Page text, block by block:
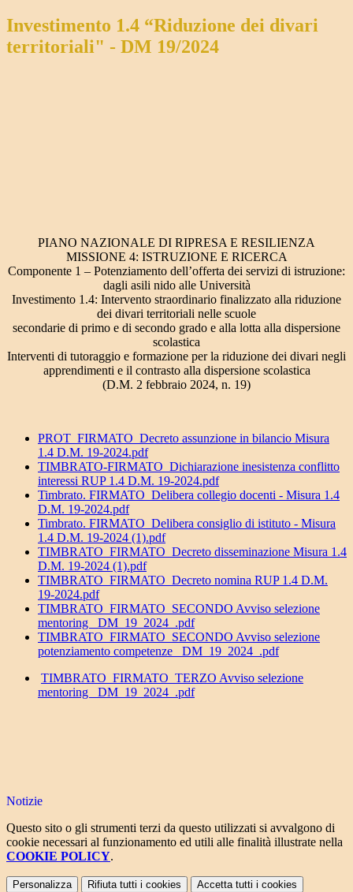
Investimento 1.4 “Riduzione dei divari
territoriali" - DM 19/2024
PIANO NAZIONALE DI RIPRESA E RESILIENZA
MISSIONE 4: ISTRUZIONE E RICERCA
Componente 1 – Potenziamento dell’offerta dei servizi di istruzione:
dagli asili nido alle Università
Investimento 1.4: Intervento straordinario finalizzato alla riduzione
dei divari territoriali nelle scuole
secondarie di primo e di secondo grado e alla lotta alla dispersione
scolastica
Interventi di tutoraggio e formazione per la riduzione dei divari negli
apprendimenti e il contrasto alla dispersione scolastica
(D.M. 2 febbraio 2024, n. 19)
PROT_FIRMATO_Decreto assunzione in bilancio Misura
1.4 D.M. 19-2024.pdf
TIMBRATO-FIRMATO_Dichiarazione inesistenza conflitto
interessi RUP 1.4 D.M. 19-2024.pdf
Timbrato. FIRMATO_Delibera collegio docenti - Misura 1.4
D.M. 19-2024.pdf
Timbrato. FIRMATO_Delibera consiglio di istituto - Misura
1.4 D.M. 19-2024 (1).pdf
TIMBRATO_FIRMATO_Decreto disseminazione Misura 1.4
D.M. 19-2024 (1).pdf
TIMBRATO_FIRMATO_Decreto nomina RUP 1.4 D.M.
19-2024.pdf
TIMBRATO_FIRMATO_SECONDO Avviso selezione
mentoring _DM_19_2024_.pdf
TIMBRATO_FIRMATO_SECONDO Avviso selezione
potenziamento competenze _DM_19_2024_.pdf
TIMBRATO_FIRMATO_TERZO Avviso selezione
mentoring _DM_19_2024_.pdf
Notizie
Questo sito o gli strumenti terzi da questo utilizzati si avvalgono di
cookie necessari al funzionamento ed utili alle finalità illustrate nella
COOKIE POLICY.
Personalizza Rifiuta tutti i cookies Accetta tutti i cookies